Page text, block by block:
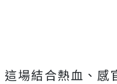
這場結合熱血、感